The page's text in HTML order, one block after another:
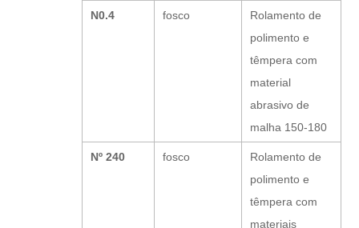
N0.4 fosco
Rolamento de
polimento e
têmpera com
material
abrasivo de
malha 150-180
Nº 240 fosco
Rolamento de
polimento e
têmpera com
materiais